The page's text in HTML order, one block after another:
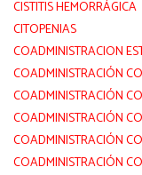
CISTITIS HEMORRÁGICA
CITOPENIAS
COADMINISTRACION
COADMINISTRACIÓN
COADMINISTRACIÓN
COADMINISTRACIÓN
COADMINISTRACIÓN
COADMINISTRACIÓN